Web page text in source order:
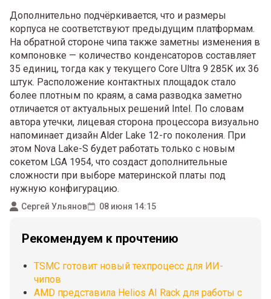
Дополнительно подчёркивается, что и размеры
корпуса не соответствуют предыдущим платформам.
На обратной стороне чипа также заметны изменения в
компоновке — количество конденсаторов составляет
35 единиц, тогда как у текущего Core Ultra 9 285K их 36
штук. Расположение контактных площадок стало
более плотным по краям, а сама разводка заметно
отличается от актуальных решений Intel. По словам
автора утечки, лицевая сторона процессора визуально
напоминает дизайн Alder Lake 12-го поколения. При
этом Nova Lake-S будет работать только с новым
сокетом LGA 1954, что создаст дополнительные
сложности при выборе материнской платы под
нужную конфигурацию.
Сергей Ульянов 08 июня 14:15
Рекомендуем к прочтению
TSMC готовит новый техпроцесс для ИИ-
чипов
AMD представила Helios AI Rack для работы с